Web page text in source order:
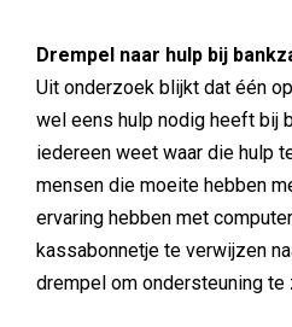
Drempel naar hulp bij
Uit onderzoek blijkt dat één
wel eens hulp nodig heeft bij
iedereen weet waar die hulp
mensen die moeite hebben
ervaring hebben met
kassabonnetje te verwijzen
drempel om ondersteuning te